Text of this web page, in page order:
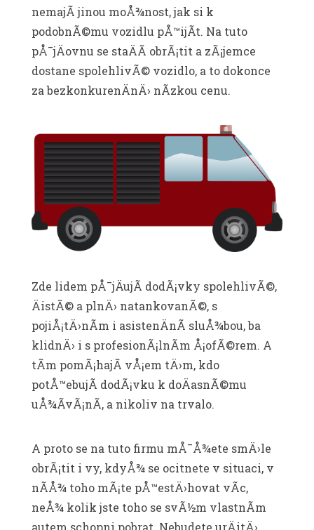
nemajÃ­ jinou moÅ¾nost, jak si k
podobnÃ©mu vozidlu pÅ™ijÃ­t. Na tuto
pÅ¯jÄovnu se staÄÃ­ obrÃ¡tit a zÃ¡jemce
dostane spolehlivÃ© vozidlo, a to dokonce
za bezkonkurenÄnÄ› nÃ­zkou cenu.
Zde lidem pÅ¯jÄujÃ­ dodÃ¡vky spolehlivÃ©,
ÄistÃ© a plnÄ› natankovanÃ©, s
pojiÅ¡tÄ›nÃ­m i asistenÄnÃ­ sluÅ¾bou, ba
klidnÄ› i s profesionÃ¡lnÃ­m Å¡ofÃ©rem. A
tÃ­m pomÃ¡hajÃ­ vÅ¡em tÄ›m, kdo
potÅ™ebujÃ­ dodÃ¡vku k doÄasnÃ©mu
uÅ¾Ã­vÃ¡nÃ­, a nikoliv na trvalo.
A proto se na tuto firmu mÅ¯Å¾ete smÄ›le
obrÃ¡tit i vy, kdyÅ¾ se ocitnete v situaci, v
nÃ­Å¾ toho mÃ¡te pÅ™estÄ›hovat vÃ­c,
neÅ¾ kolik jste toho se svÃ½m vlastnÃ­m
autem schopni pobrat. Nebudete urÄitÄ›